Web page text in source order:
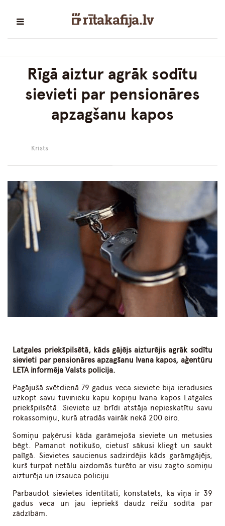
Rīgā aiztur agrāk sodītu
sievieti par pensionāres
apzagšanu kapos
Krists
Latgales priekšpilsētā, kāds gājējs aizturējis agrāk sodītu
sievieti par pensionāres apzagšanu Ivana kapos, aģentūru
LETA informēja Valsts policija.
Pagājušā svētdienā 79 gadus veca sieviete bija ieradusies
uzkopt savu tuvinieku kapu kopiņu Ivana kapos Latgales
priekšpilsētā. Sieviete uz brīdi atstāja nepieskatītu savu
rokassomiņu, kurā atradās vairāk nekā 200 eiro.
Somiņu paķērusi kāda garāmejoša sieviete un metusies
bēgt. Pamanot notikušo, cietusī sākusi kliegt un saukt
palīgā. Sievietes saucienus sadzirdējis kāds garāmgājējs,
kurš turpat netālu aizdomās turēto ar visu zagto somiņu
aizturēja un izsauca policiju.
Pārbaudot sievietes identitāti, konstatēts, ka viņa ir 39
gadus veca un jau iepriekš daudz reižu sodīta par
zādzībām.